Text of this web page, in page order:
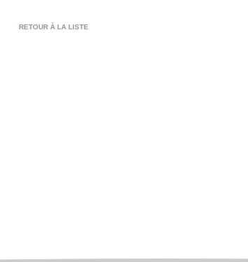
RETOUR À LA LISTE